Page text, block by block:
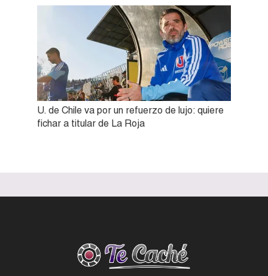
U. de Chile va por un refuerzo de lujo: quiere
fichar a titular de La Roja